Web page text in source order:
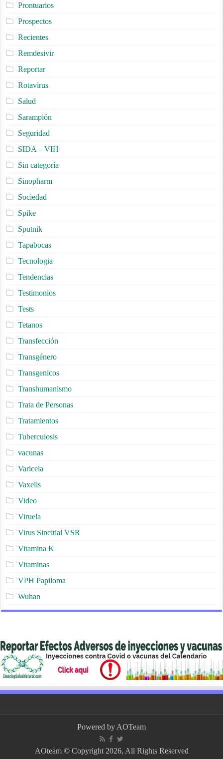
Prontuarios
Prospectos
Recientes
Remdesivir
Reportar
Rotavirus
Salud
Sarampión
Seguridad
SIDA – VIH
Sin categoría
Sinopharm
Sociedad
Spike
Sputnik
Tapabocas
Tecnologia
Tendencias
Testimonios
Tests
Tetanos
Transfección
Transgénero
Transgenicos
Transhumanismo
Trata de Personas
Tratamientos
Tuberculosis
vacunas
Varicela
Vaxelis
Video
Viruela
Virus Sincitial VSR
Vitamina K
Vitaminas
VPH Papiloma
Wuhan
Powered by AOTeam
AOteam © Copyright 2026, All Rights Reserved